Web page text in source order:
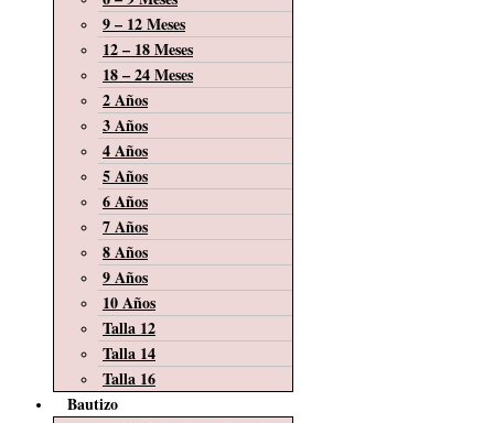
9 – 12 Meses
12 – 18 Meses
18 – 24 Meses
2 Años
3 Años
4 Años
5 Años
6 Años
7 Años
8 Años
9 Años
10 Años
Talla 12
Talla 14
Talla 16
Bautizo